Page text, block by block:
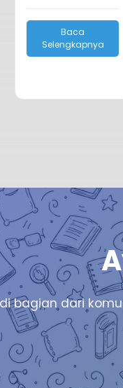
Baca
Selengkapnya
bagian dari